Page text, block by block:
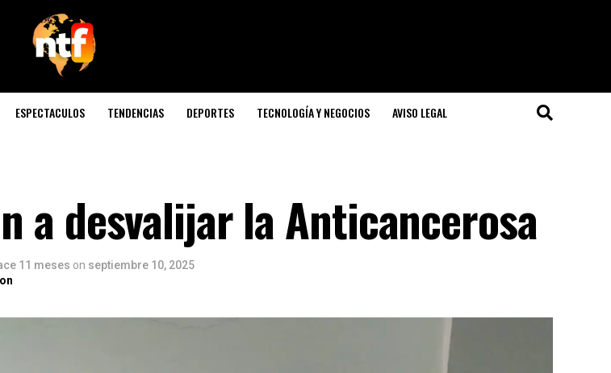
ESPECTACULOS TENDENCIAS DEPORTES TECNOLOGÍA Y NEGOCIOS AVISO LEGAL
a desvalijar la Anticancerosa
11 meses on septiembre 10, 2025